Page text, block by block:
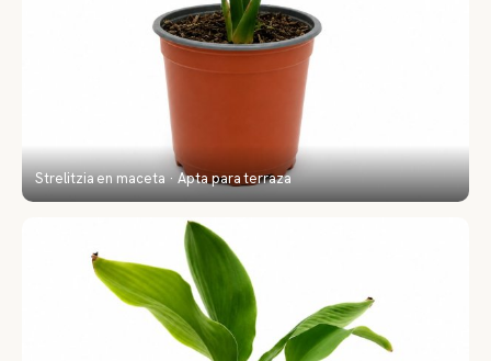
Strelitzia en maceta · Apta para terraza